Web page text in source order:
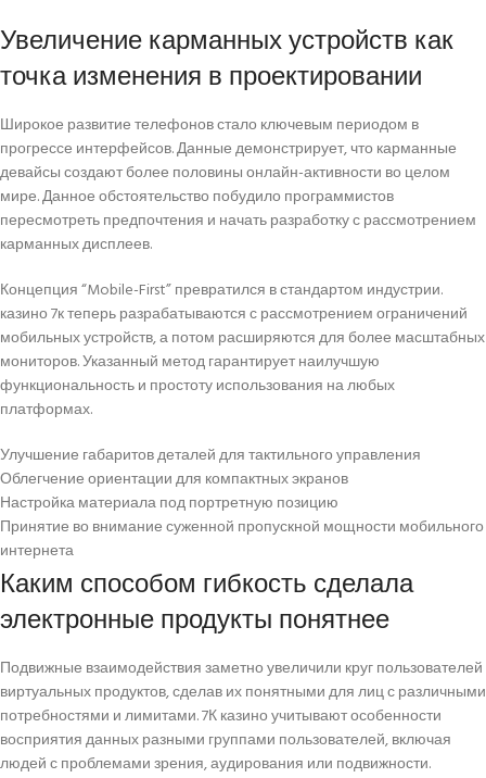
Увеличение карманных устройств как
точка изменения в проектировании
Широкое развитие телефонов стало ключевым периодом в
прогрессе интерфейсов. Данные демонстрирует, что карманные
девайсы создают более половины онлайн-активности во целом
мире. Данное обстоятельство побудило программистов
пересмотреть предпочтения и начать разработку с рассмотрением
карманных дисплеев.
Концепция “Mobile-First” превратился в стандартом индустрии.
казино 7к теперь разрабатываются с рассмотрением ограничений
мобильных устройств, а потом расширяются для более масштабных
мониторов. Указанный метод гарантирует наилучшую
функциональность и простоту использования на любых
платформах.
Улучшение габаритов деталей для тактильного управления
Облегчение ориентации для компактных экранов
Настройка материала под портретную позицию
Принятие во внимание суженной пропускной мощности мобильного
интернета
Каким способом гибкость сделала
электронные продукты понятнее
Подвижные взаимодействия заметно увеличили круг пользователей
виртуальных продуктов, сделав их понятными для лиц с различными
потребностями и лимитами. 7К казино учитывают особенности
восприятия данных разными группами пользователей, включая
людей с проблемами зрения, аудирования или подвижности.